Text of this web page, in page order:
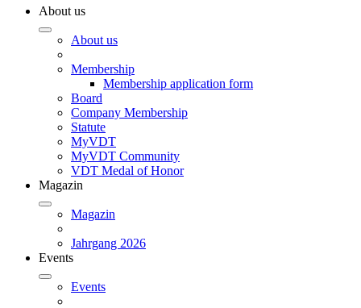
About us
About us
Membership
Membership application form
Board
Company Membership
Statute
MyVDT
MyVDT Community
VDT Medal of Honor
Magazin
Magazin
Jahrgang 2026
Events
Events